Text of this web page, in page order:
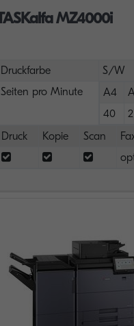
MZ4000i
Druckfarbe
S/W
Seiten pro Minute
A4
40
Druck
Kopie Scan